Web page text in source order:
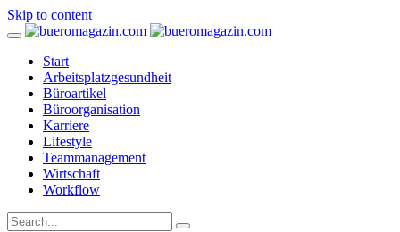
Skip to content
Start
Arbeitsplatzgesundheit
Büroartikel
Büroorganisation
Karriere
Lifestyle
Teammanagement
Wirtschaft
Workflow